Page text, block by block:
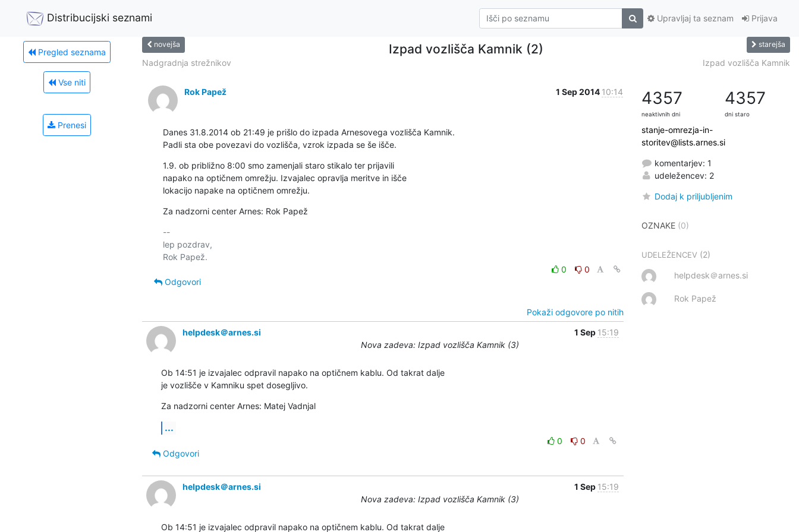
Distribucijski seznami Prijava
Upravljaj ta seznam
Pregled seznama
Vse niti
Prenesi
novejša Izpad vozlišča Kamnik (2) starejša
Nadgradnja strežnikov Izpad vozlišča Kamnik
Rok Papež 1 Sep 2014 10:14
Danes 31.8.2014 ob 21:49 je prišlo do izpada Arnesovega vozlišča Kamnik.
Padli sta obe povezavi do vozlišča, vzrok izpada se še išče.
1.9. ob približno 8:00 smo zamenjali staro stikalo ter prijavili
napako na optičnem omrežju. Izvajalec opravlja meritve in išče
lokacijo napake na optičnem omrežju.
Za nadzorni center Arnes: Rok Papež
--
lep pozdrav,
0
0
Odgovori
Pokaži odgovore po nitih
helpdesk＠arnes.si
1 Sep 15:19
Nova zadeva: Izpad vozlišča Kamnik (3)
Ob 14:51 je izvajalec odpravil napako na optičnem kablu. Od takrat dalje
je vozlišče v Kamniku spet dosegljivo.
Za nadzorni center Arnes: Matej Vadnjal
...
0
0
Odgovori
helpdesk＠arnes.si 1 Sep 15:19
Nova zadeva: Izpad vozlišča Kamnik (3)
Ob 14:51 je izvajalec odpravil napako na optičnem kablu. Od takrat dalje
4357
neaktivnih dni
4357
dni staro
stanje-omrezja-in-
storitev@lists.arnes.si
komentarjev: 1
udeležencev: 2
Dodaj k priljubljenim
OZNAKE(0)
UDELEŽENCEV (2)
helpdesk＠arnes.si
Rok Papež